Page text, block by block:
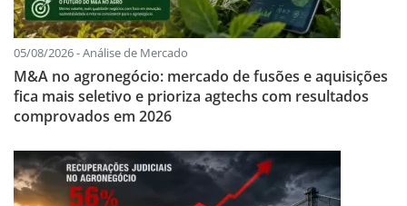
05/08/2026 - Análise de Mercado
M&A no agronegócio: mercado de fusões e aquisições
fica mais seletivo e prioriza agtechs com resultados
comprovados em 2026